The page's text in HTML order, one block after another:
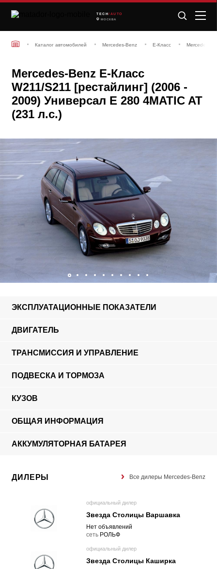
TECH /AUTO
МОСКВА
Каталог автомобилей Mercedes-Benz E-Класс Mercedes-
Mercedes-Benz E-Класс
W211/S211 [рестайлинг] (2006 -
2009) Универсал E 280 4MATIC AT
(231 л.с.)
ЭКСПЛУАТАЦИОННЫЕ ПОКАЗАТЕЛИ
ДВИГАТЕЛЬ
ТРАНСМИССИЯ И УПРАВЛЕНИЕ
ПОДВЕСКА И ТОРМОЗА
КУЗОВ
ОБЩАЯ ИНФОРМАЦИЯ
АККУМУЛЯТОРНАЯ БАТАРЕЯ
ДИЛЕРЫ Все дилеры Mercedes-Benz
официальный дилер
Звезда Столицы Варшавка
Нет объявлений
cеть РОЛЬФ
официальный дилер
Звезда Столицы Каширка